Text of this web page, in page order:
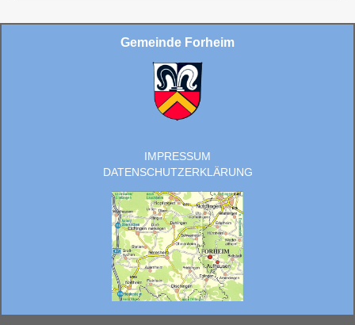
Gemeinde Forheim
IMPRESSUM
DATENSCHUTZERKLÄRUNG